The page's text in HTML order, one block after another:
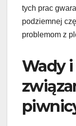
tych prac
podziemnej
problemom z
Wady